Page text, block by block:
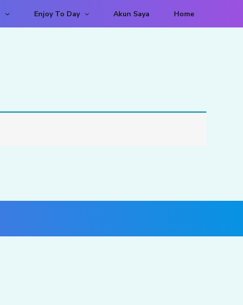
Enjoy To Day Akun Saya Home